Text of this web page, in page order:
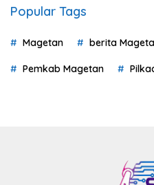
Popular Tags
Magetan berita
Pemkab Magetan